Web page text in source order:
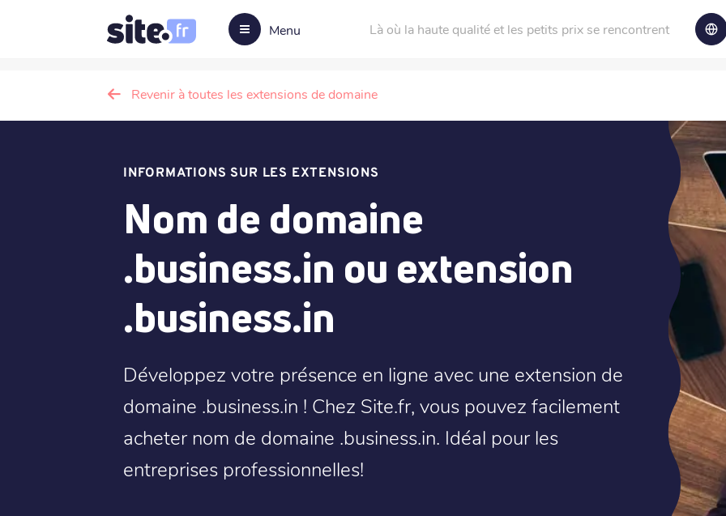
Menu Là où la haute qualité et les petits prix se rencontrent
Revenir à toutes les extensions de domaine
INFORMATIONS SUR LES EXTENSIONS
Nom de domaine
.business.in ou extension
.business.in
Développez votre présence en ligne avec une extension de
domaine .business.in ! Chez Site.fr, vous pouvez facilement
acheter nom de domaine .business.in. Idéal pour les
entreprises professionnelles!